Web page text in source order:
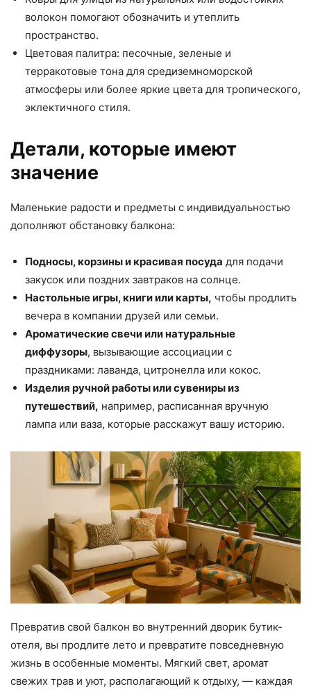
волокон помогают обозначить и утеплить
пространство.
Цветовая палитра: песочные, зеленые и
терракотовые тона для средиземноморской
атмосферы или более яркие цвета для тропического,
эклектичного стиля.
Детали, которые имеют
значение
Маленькие радости и предметы с индивидуальностью
дополняют обстановку балкона:
Подносы, корзины и красивая посуда для подачи
закусок или поздних завтраков на солнце.
Настольные игры, книги или карты, чтобы продлить
вечера в компании друзей или семьи.
Ароматические свечи или натуральные
диффузоры, вызывающие ассоциации с
праздниками: лаванда, цитронелла или кокос.
Изделия ручной работы или сувениры из
путешествий, например, расписанная вручную
лампа или ваза, которые расскажут вашу историю.
Превратив свой балкон во внутренний дворик бутик-
отеля, вы продлите лето и превратите повседневную
жизнь в особенные моменты. Мягкий свет, аромат
свежих трав и уют, располагающий к отдыху, — каждая